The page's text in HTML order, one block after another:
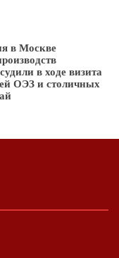
в Москве
в ходе визита
ОЭЗ и столичных